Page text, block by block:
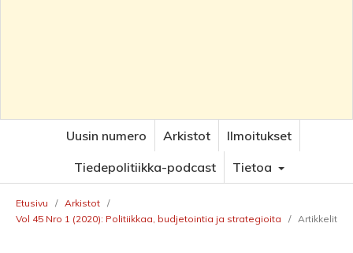
Uusin numero Arkistot
Ilmoitukset
Tiedepolitiikka-podcast
Tietoa
Etusivu / Arkistot /
Vol 45 Nro 1 (2020): Politiikkaa, budjetointia ja strategioita
/ Artikkelit